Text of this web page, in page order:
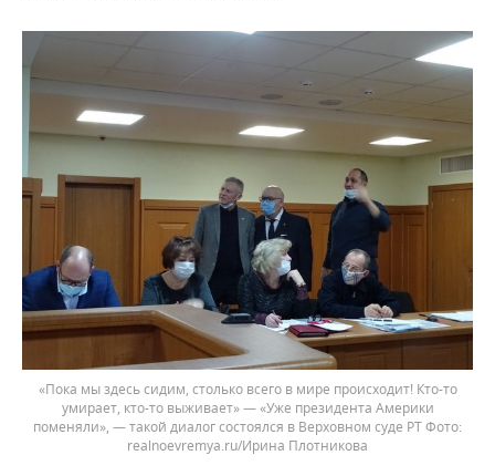
«Пока мы здесь сидим, столько всего в мире происходит! Кто-то
умирает, кто-то выживает» — «Уже президента Америки
поменяли», — такой диалог состоялся в Верховном суде РТ
realnoevremya.ru/Ирина Плотникова